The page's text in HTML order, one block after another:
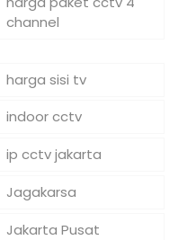
channel
harga sisi tv
indoor cctv
ip cctv jakarta
Jagakarsa
Jakarta Pusat